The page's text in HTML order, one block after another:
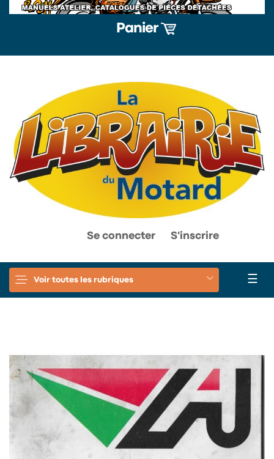
Panier
Se connecter S'inscrire
Voir toutes les rubriques ☰